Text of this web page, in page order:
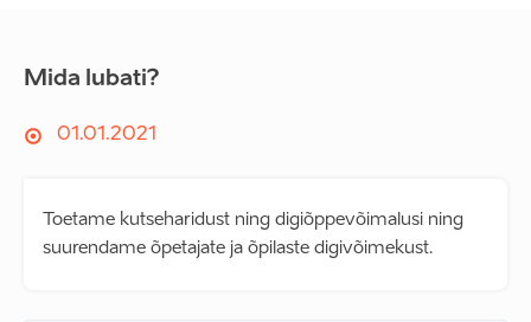
Mida lubati?
01.01.2021
Toetame kutseharidust ning digiõppevõimalusi ning
suurendame õpetajate ja õpilaste digivõimekust.